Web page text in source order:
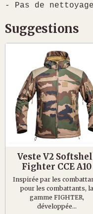
- Pas de
Suggestions
Veste V2
Fighter CCE A10
Inspirée par les
pour les combattants, la
gamme FIGHTER,
développée...